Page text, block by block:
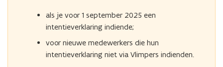
als je voor 1 september 2025 een
intentieverklaring indiende;
voor nieuwe medewerkers die hun
intentieverklaring niet via Vlimpers indienden.